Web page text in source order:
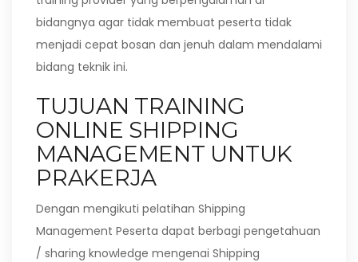
bidangnya agar tidak membuat peserta tidak
menjadi cepat bosan dan jenuh dalam mendalami
bidang teknik ini.
TUJUAN TRAINING
ONLINE SHIPPING
MANAGEMENT UNTUK
PRAKERJA
Dengan mengikuti pelatihan Shipping
Management Peserta dapat berbagi pengetahuan
/ sharing knowledge mengenai Shipping